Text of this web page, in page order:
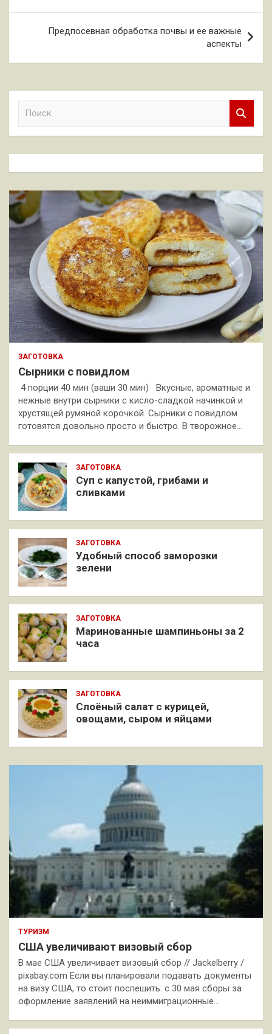
записям
Предпосевная обработка почвы и ее важные
аспекты
к
ЗАГОТОВКА
Сырники с повидлом
4 порции 40 мин (ваши 30 мин) Вкусные, ароматные и
нежные внутри сырники с кисло-сладкой начинкой и
хрустящей румяной корочкой. Сырники с повидлом
готовятся довольно просто и быстро. В творожное…
ЗАГОТОВКА
Суп с капустой, грибами и
сливками
ЗАГОТОВКА
Удобный способ заморозки
зелени
ЗАГОТОВКА
Маринованные шампиньоны за 2
часа
ЗАГОТОВКА
Слоёный салат с курицей,
овощами, сыром и яйцами
ТУРИЗМ
США увеличивают визовый сбор
В мае США увеличивает визовый сбор // Jackelberry /
pixabay.com Если вы планировали подавать документы
на визу США, то стоит поспешить: с 30 мая сборы за
оформление заявлений на неиммиграционные…